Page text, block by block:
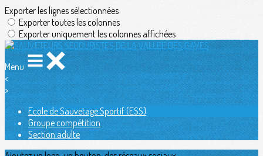
Exporter les lignes sélectionnées
Exporter toutes les colonnes
Exporter uniquement les colonnes affichées
Menu
<
>
Ecole de Sauvetage Sportif (ESS)
Groupe compétition
Section adulte